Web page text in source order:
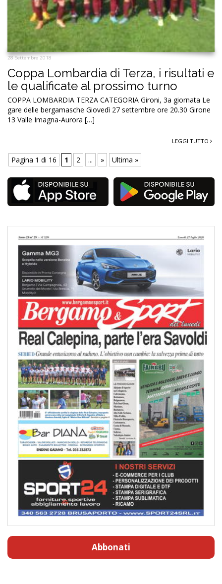
28 Settembre 2018
Coppa Lombardia di Terza, i risultati e
le qualificate al prossimo turno
COPPA LOMBARDIA TERZA CATEGORIA Gironi, 3a giornata Le
gare delle bergamasche Giovedì 27 settembre ore 20.30 Girone
13 Valle Imagna-Aurora […]
LEGGI TUTTO
Pagina 1 di 16 1 2 ... » Ultima »
Abbonati